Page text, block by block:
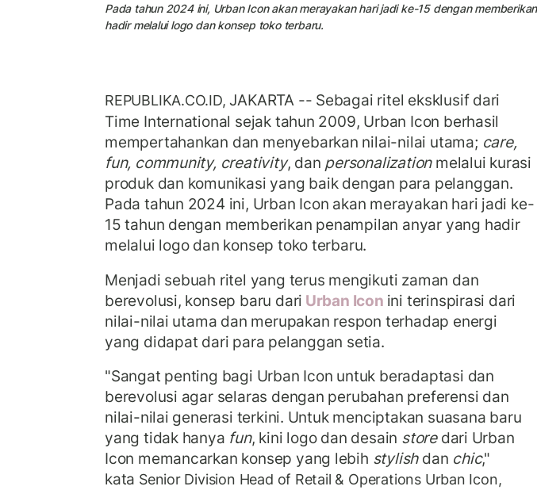
Pada tahun 2024 ini, Urban Icon akan merayakan hari jadi ke-15 dengan
hadir melalui logo dan konsep toko terbaru.
REPUBLIKA.CO.ID,JAKARTA -- Sebagai ritel eksklusif dari
Time International sejak tahun 2009, Urban Icon berhasil
mempertahankan dan menyebarkan nilai-nilai utama; care,
fun, community, creativity, dan personalizationmelalui kurasi
produk dan komunikasi yang baik dengan para pelanggan.
Pada tahun 2024 ini, Urban Icon akan merayakan hari jadi ke-
15 tahun dengan memberikan penampilan anyar yang hadir
melalui logo dan konsep toko terbaru.
Menjadi sebuah ritel yang terus mengikuti zaman dan
berevolusi, konsep baru dari Urban Icon ini terinspirasi dari
nilai-nilai utama dan merupakan respon terhadap energi
yang didapat dari para pelanggan setia.
"Sangat penting bagi Urban Icon untuk beradaptasi dan
berevolusi agar selaras dengan perubahan preferensi dan
nilai-nilai generasi terkini. Untuk menciptakan suasana baru
yang tidak hanya fun, kini logo dan desain storedari Urban
Icon memancarkan konsep yang lebih stylishdan chic,"
kata Senior Division Head of Retail & Operations Urban Icon,